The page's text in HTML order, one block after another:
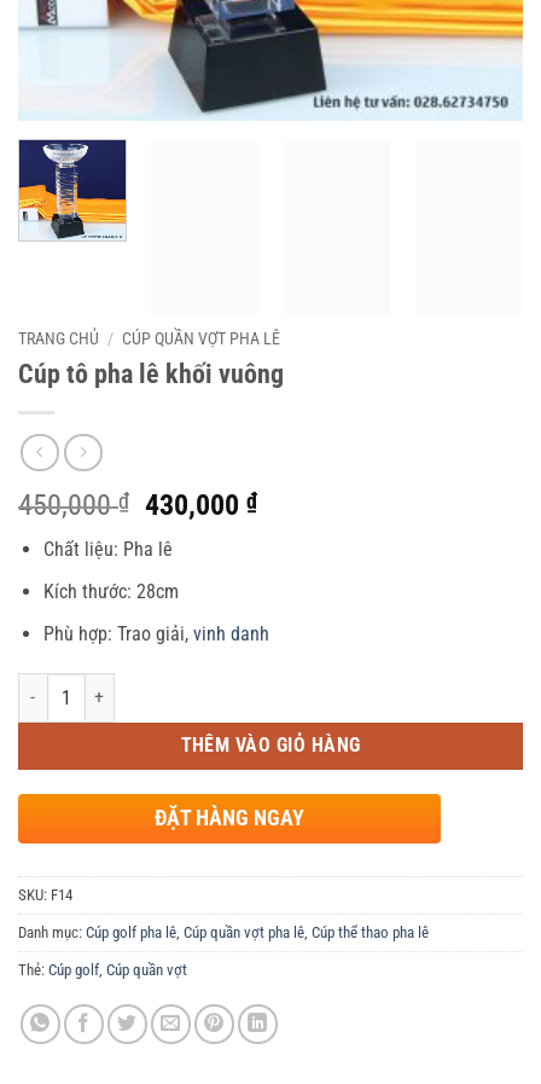
TRANG CHỦ / CÚP QUẦN VỢT PHA LÊ
Cúp tô pha lê khối vuông
450,000₫
Giá
gốc
là:
450,000 ₫.
430,000₫Giá
430,000 ₫.
Chất liệu: Pha lê
Kích thước: 28cm
Phù hợp: Trao giải, vinh danh
Số lượng
THÊM VÀO GIỎ HÀNG
ĐẶT HÀNG NGAY
SKU: F14
Danh mục: Cúp golf pha lê, Cúp quần vợt pha lê, Cúp thể thao pha lê
Thẻ: Cúp golf, Cúp quần vợt